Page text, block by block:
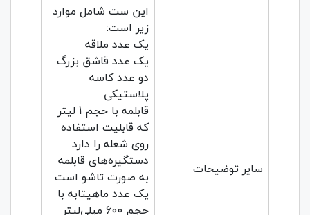
سایر توضیحات
این ست شامل موارد
زیر است:
یک عدد ملاقه
یک عدد قاشق بزرگ
دو عدد کاسه
پلاستیکی
قابلمه با حجم 1 لیتر
که قابلیت استفاده
روی شعله را دارد
دستگیره‌های قابلمه
به صورت تاشو است
یک عدد ماهیتابه با
حجم 600 میلی‌لیتر